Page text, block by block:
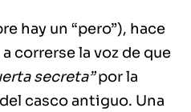
hay un “pero”), hace
correrse la voz de que
secreta”por la
casco antiguo. Una